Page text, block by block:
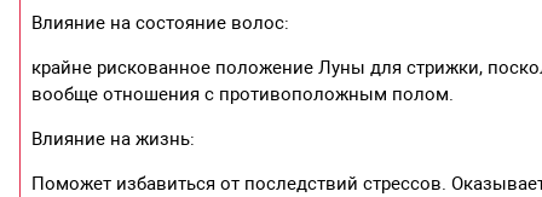
Влияние на состояние волос:
крайне рискованное положение Луны для стрижки,
вообще отношения с противоположным полом.
Влияние на жизнь:
Поможет избавиться от последствий стрессов.